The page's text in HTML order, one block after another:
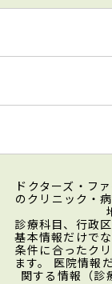
ドクターズ・フ
のクリニック・
診療科目、行政
基本情報だけで
条件に合ったク
ます。 医院情報
関する情報（診